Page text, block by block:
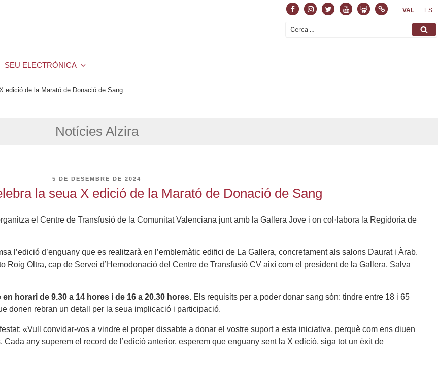
FacebookInstagram
TwitterYoutubeSlideshare
NormasVAL ES
Cerca:
SEU ELECTRÒNICA
edició de la Marató de Donació de Sang
Notícies Alzira
PUBLICAT
5 DE DESEMBRE DE 2024
la seua X edició de la Marató de Donació de Sang
el Centre de Transfusió de la Comunitat Valenciana junt amb la Gallera Jove i on col·labora la Regidoria de
l’edició d’enguany que es realitzarà en l’emblemàtic edifici de La Gallera, concretament als salons Daurat i Àrab.
Roig Oltra, cap de Servei d’Hemodonació del Centre de Transfusió CV així com el president de la Gallera, Salva
horari de 9.30 a 14 hores i de 16 a 20.30 hores. Els requisits per a poder donar sang són: tindre entre 18 i 65
donen rebran un detall per la seua implicació i participació.
«Vull convidar-vos a vindre el proper dissabte a donar el vostre suport a esta iniciativa, perquè com ens diuen
any superem el record de l’edició anterior, esperem que enguany sent la X edició, siga tot un èxit de